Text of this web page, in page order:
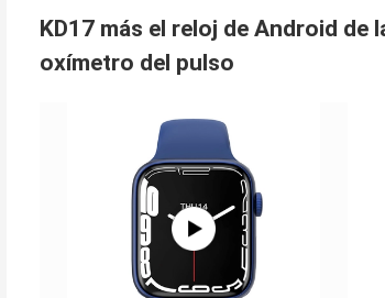
KD17 más el reloj de Android de
oxímetro del pulso